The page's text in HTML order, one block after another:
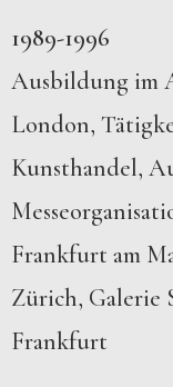
1989-1996
Ausbildung im
London,
Kunsthandel,
Frankfurt am
Zürich, Galerie
Frankfurt